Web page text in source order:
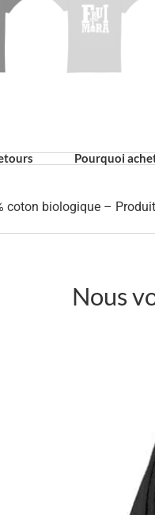
Pourquoi
coton biologique –
Nous